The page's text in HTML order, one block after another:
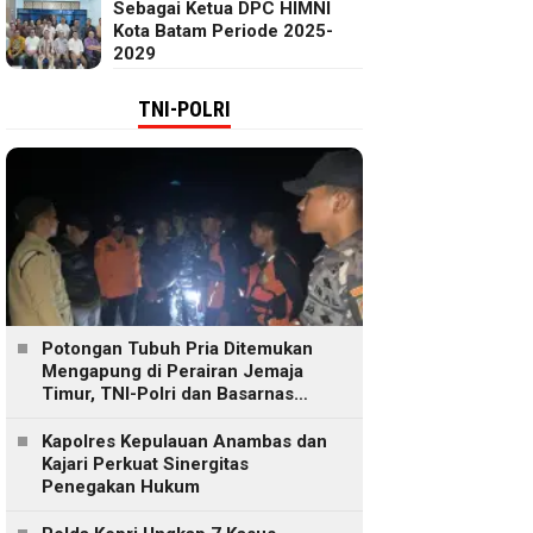
Sebagai Ketua DPC HIMNI
Kota Batam Periode 2025-
2029
TNI-POLRI
Potongan Tubuh Pria Ditemukan
Mengapung di Perairan Jemaja
Timur, TNI-Polri dan Basarnas
Kapolres Kepulauan Anambas dan
Kajari Perkuat Sinergitas
Penegakan Hukum